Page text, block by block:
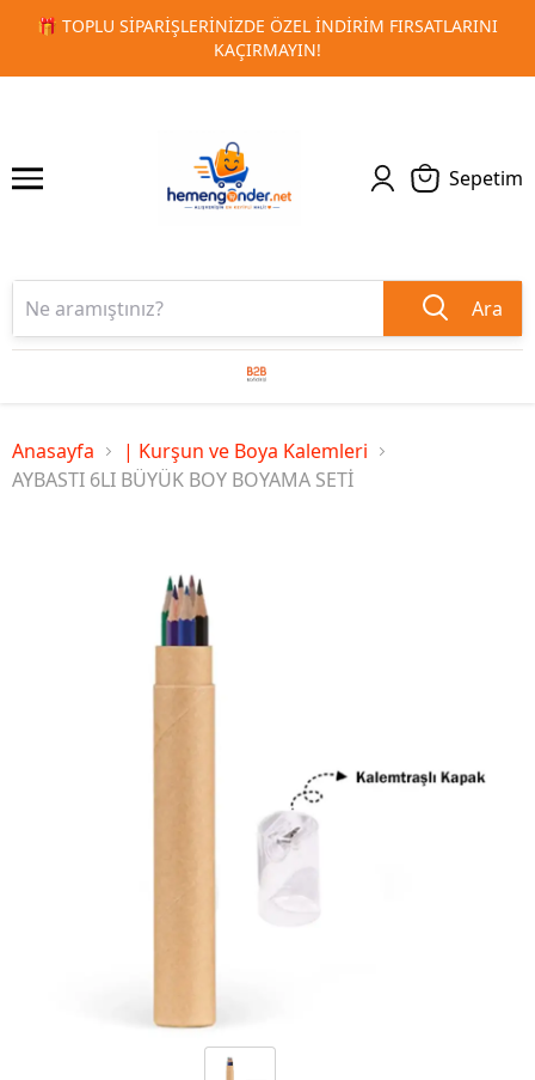
🚀 KURUMSAL PROMOSYON VE MATBAA ÜRÜNLERINDE
TESLIMAT!
1 2
Sepetim
Ara
Anasayfa
| Kurşun ve Boya Kalemleri
AYBASTI 6LI BÜYÜK BOY BOYAMA SETİ